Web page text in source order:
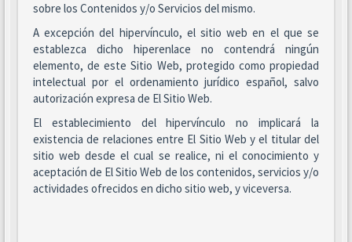
sobre los Contenidos y/o Servicios del mismo.
A excepción del hipervínculo, el sitio web en el que se
establezca dicho hiperenlace no contendrá ningún
elemento, de este Sitio Web, protegido como propiedad
intelectual por el ordenamiento jurídico español, salvo
autorización expresa de El Sitio Web.
El establecimiento del hipervínculo no implicará la
existencia de relaciones entre El Sitio Web y el titular del
sitio web desde el cual se realice, ni el conocimiento y
aceptación de El Sitio Web de los contenidos, servicios y/o
actividades ofrecidos en dicho sitio web, y viceversa.